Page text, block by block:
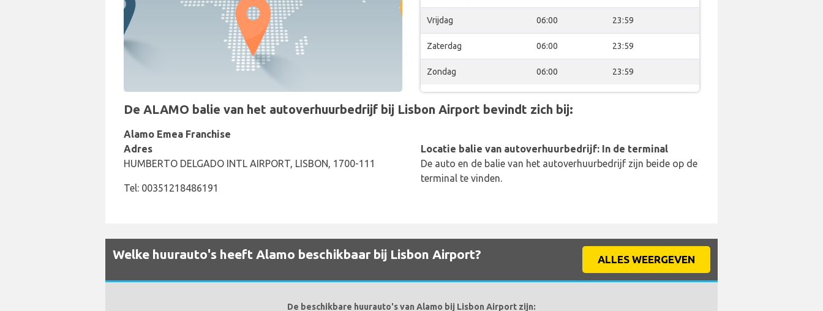
Vrijdag 06:00 23:59
Zaterdag 06:00 23:59
Zondag 06:00 23:59
De ALAMO balie van het autoverhuurbedrijf bij Lisbon Airport bevindt zich bij:
Alamo Emea Franchise
Adres
HUMBERTO DELGADO INTL AIRPORT, LISBON, 1700-111
Tel: 00351218486191
Locatie balie van autoverhuurbedrijf: In de terminal
De auto en de balie van het autoverhuurbedrijf zijn beide op de
terminal te vinden.
Welke huurauto's heeft Alamo beschikbaar bij Lisbon Airport? ALLES WEERGEVEN
De beschikbare huurauto's van Alamo bij Lisbon Airport zijn: